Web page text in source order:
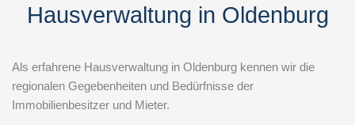
Hausverwaltung in Oldenburg
Als erfahrene Hausverwaltung in Oldenburg kennen wir die
regionalen Gegebenheiten und Bedürfnisse der
Immobilienbesitzer und Mieter.